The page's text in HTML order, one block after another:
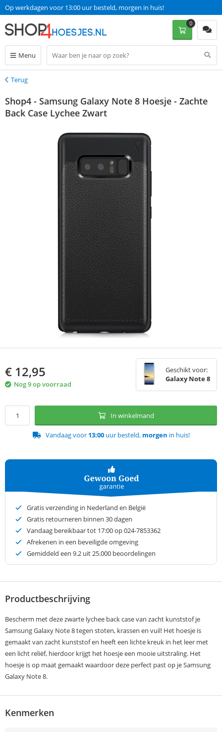
Op werkdagen voor 13:00 uur besteld, morgen in huis!
Menu
0
Terug
Terug
Shop4 - Samsung Galaxy Note 8 Hoesje - Zachte
Back Case Lychee Zwart
€ 12,95
Nog 9 op voorraad
Geschikt voor:
Galaxy Note 8
In winkelmand
Vandaag voor 13:00uur besteld, morgen in huis!
Gratis verzending in Nederland en België
Gratis retourneren binnen 30 dagen
Vandaag bereikbaar tot 17:00 op 024-7853362
Afrekenen in een beveiligde omgeving
Gemiddeld een 9.2 uit 25.000 beoordelingen
Productbeschrijving
Bescherm met deze zwarte lychee back case van zacht kunststof je
Samsung Galaxy Note 8 tegen stoten, krassen en vuil! Het hoesje is
gemaakt van zacht kunststof en heeft een lichte kreuk in het leer met
een licht reliëf, hierdoor krijgt het hoesje een mooie uitstraling. Het
hoesje is op maat gemaakt waardoor deze perfect past op je Samsung
Galaxy Note 8.
Kenmerken